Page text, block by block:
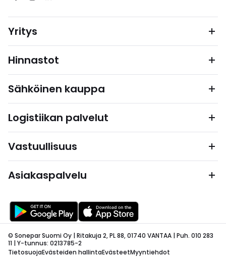
Yritys
Hinnastot
Sähköinen kauppa
Logistiikan palvelut
Vastuullisuus
Asiakaspalvelu
© Sonepar Suomi Oy | Ritakuja 2, PL 88, 01740 VANTAA | Puh. 010 283
11 | Y-tunnus: 0213785-2
TietosuojaEvästeiden hallintaEvästeetMyyntiehdot